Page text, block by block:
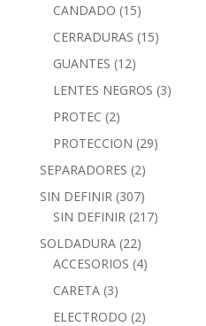
CANDADO (15)
CERRADURAS (15)
GUANTES (12)
LENTES NEGROS (3)
PROTEC (2)
PROTECCION (29)
SEPARADORES (2)
SIN DEFINIR (307)
SIN DEFINIR (217)
SOLDADURA (22)
ACCESORIOS (4)
CARETA (3)
ELECTRODO (2)